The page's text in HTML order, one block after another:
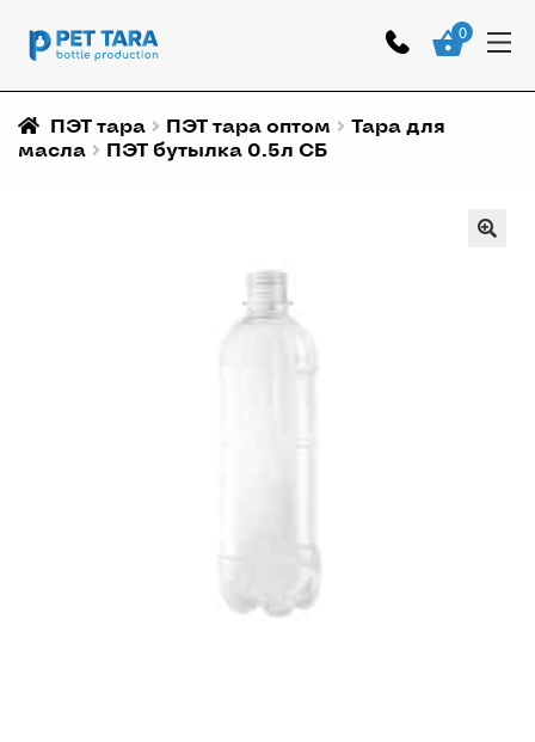
0
ПЭТ тара ПЭТ тара оптом
Тара для
масла
ПЭТ бутылка 0.5л СБ